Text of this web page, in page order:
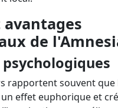
de
rapportent souvent que
effet euphorique et